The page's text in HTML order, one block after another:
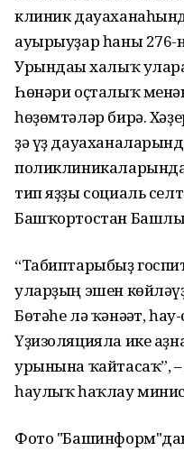
клиник
ауырыуҙар һаны 276-
Урындағы халыҡ
Һөнәри оҫталыҡ
һөҙөмтәләр бирә.
ҙә үҙ
тип яҙҙы социаль
Башҡортостан
“Табиптарыбыҙ
уларҙың эшен
Бөтәһе лә ҡәнәғәт,
Үҙизоляцияла ике
урынына ҡайтасаҡ”,
һаулыҡ һаҡлау
Фото